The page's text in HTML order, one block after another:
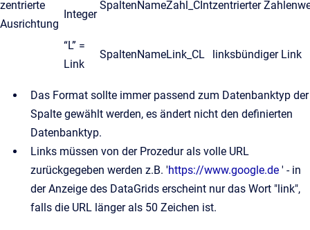
zentrierte
Ausrichtung
Integer
SpaltenNameZahl_CIntzentrierter
“L” =
Link
SpaltenNameLink_CL linksbündiger Link
Das Format sollte immer passend zum Datenbanktyp der
Spalte gewählt werden, es ändert nicht den definierten
Datenbanktyp.
Links müssen von der Prozedur als volle URL
zurückgegeben werden z.B. 'https://www.google.de ' - in
der Anzeige des DataGrids erscheint nur das Wort "link",
falls die URL länger als 50 Zeichen ist.